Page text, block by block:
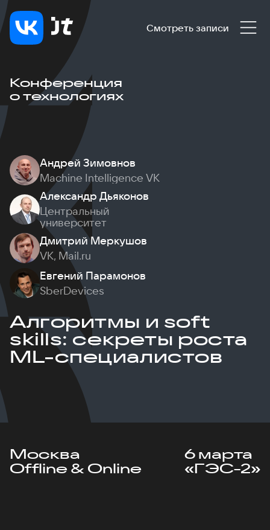
Смотреть записи
Конференция
о технологиях
Андрей Зимовнов
Machine Intelligence VK
Александр Дьяконов
Центральный
университет
Дмитрий Меркушов
VK, Mail.ru
Евгений Парамонов
SberDevices
Алгоритмы и soft
skills: секреты роста
ML-специалистов
Москва
Offline & Online
6 марта
«ГЭС-2»